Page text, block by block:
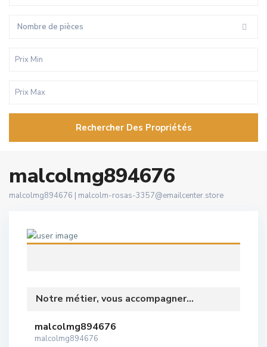
Nombre de pièces
Rechercher Des Propriétés
malcolmg894676
malcolmg894676 | malcolm-rosas-3357@emailcenter.store
Notre métier, vous accompagner...
malcolmg894676
malcolmg894676